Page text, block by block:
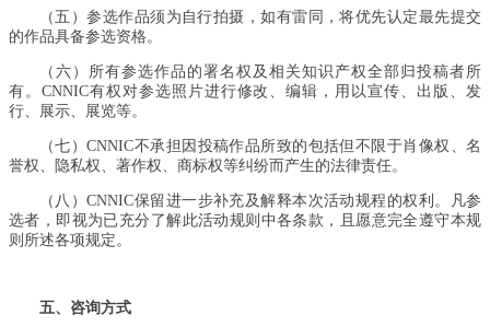
（五）参选作品须为自行拍摄，如有雷同，将优先认定最先提交
的作品具备参选资格。
（六）所有参选作品的署名权及相关知识产权全部归投稿者所
有。CNNIC有权对参选照片进行修改、编辑，用以宣传、出版、发
行、展示、展览等。
（七）CNNIC不承担因投稿作品所致的包括但不限于肖像权、名
誉权、隐私权、著作权、商标权等纠纷而产生的法律责任。
（八）CNNIC保留进一步补充及解释本次活动规程的权利。凡参
选者，即视为已充分了解此活动规则中各条款，且愿意完全遵守本规
则所述各项规定。
五、咨询方式